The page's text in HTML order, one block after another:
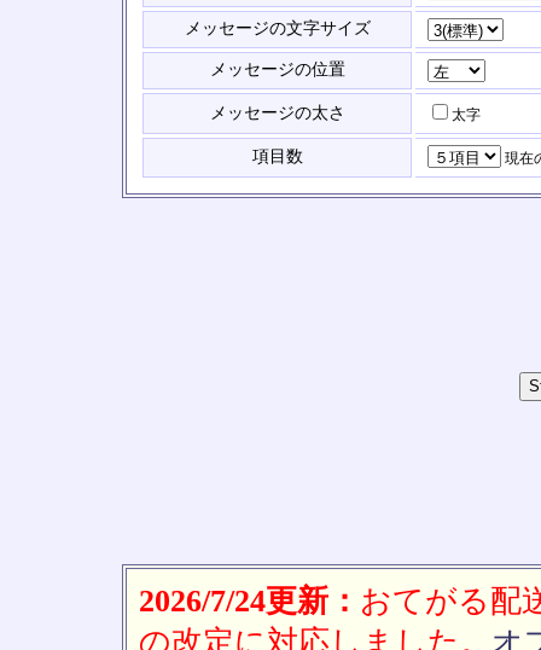
メッセージの文字サイズ
メッセージの位置
メッセージの太さ 太字
項目数 現在
2026/7/24更新： おてがる配
の改定に対応しました。 オ